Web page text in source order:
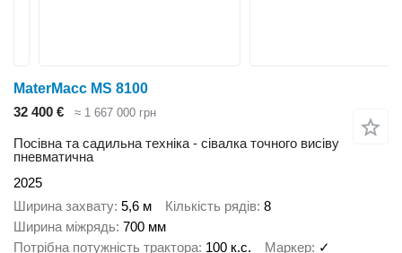
MaterMacc MS 8100
32 400 €
≈ 1 667 000 грн
Посівна та садильна техніка - сівалка точного висіву
пневматична
2025
Ширина захвату 5,6 м Кількість рядів 8
Ширина міжрядь 700 мм
Потрібна потужність трактора 100 к.с. Маркер ✓